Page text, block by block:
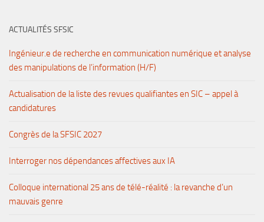
ACTUALITÉS SFSIC
Ingénieur.e de recherche en communication numérique et analyse
des manipulations de l’information (H/F)
Actualisation de la liste des revues qualifiantes en SIC – appel à
candidatures
Congrès de la SFSIC 2027
Interroger nos dépendances affectives aux IA
Colloque international 25 ans de télé-réalité : la revanche d’un
mauvais genre